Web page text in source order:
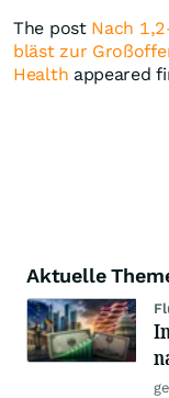
The post Nach
bläst zur
Health appeared
Aktuelle